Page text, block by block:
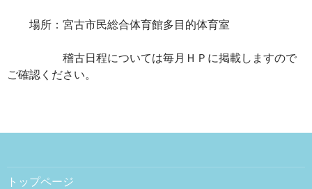
場所：宮古市民総合体育館多目的体育室
稽古日程については毎月ＨＰに掲載しますので
ご確認ください。
トップページ